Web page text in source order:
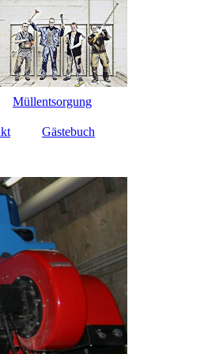
Müllentsorgung
Gästebuch